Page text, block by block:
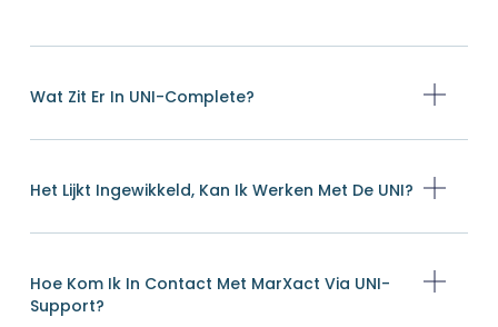
Wat Zit Er In UNI-Complete?
Het Lijkt Ingewikkeld, Kan Ik Werken Met De UNI?
Hoe Kom Ik In Contact Met MarXact Via UNI-
Support?